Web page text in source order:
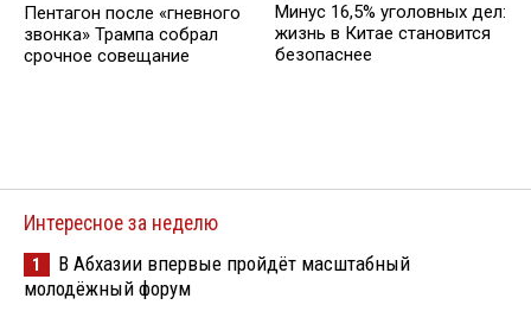
Пентагон после «гневного
звонка» Трампа собрал
срочное совещание
Минус 16,5% уголовных дел:
жизнь в Китае становится
безопаснее
Интересное за неделю
1
В Абхазии впервые пройдёт масштабный
молодёжный форум